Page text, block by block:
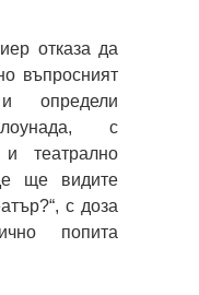
отказа да
въпросният
определи
с
и театрално
ще видите
с доза
попита